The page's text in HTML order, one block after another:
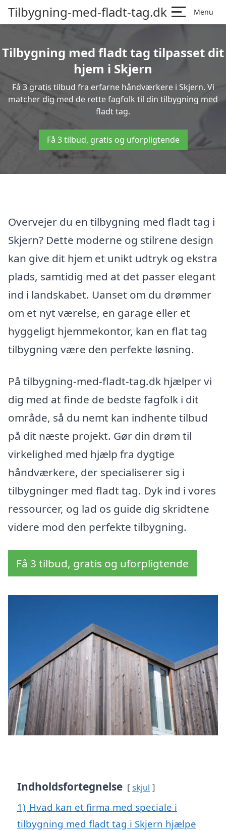
Tilbygning-med-fladt-tag.dk Menu
Tilbygning med fladt tag tilpasset dit
hjem i Skjern
Få 3 gratis tilbud fra erfarne håndværkere i Skjern. Vi
matcher dig med de rette fagfolk til din tilbygning med
fladt tag.
Få 3 tilbud, gratis og uforpligtende
Overvejer du en tilbygning med fladt tag i
Skjern? Dette moderne og stilrene design
kan give dit hjem et unikt udtryk og ekstra
plads, samtidig med at det passer elegant
ind i landskabet. Uanset om du drømmer
om et nyt værelse, en garage eller et
hyggeligt hjemmekontor, kan en flat tag
tilbygning være den perfekte løsning.
På tilbygning-med-fladt-tag.dk hjælper vi
dig med at finde de bedste fagfolk i dit
område, så du nemt kan indhente tilbud
på dit næste projekt. Gør din drøm til
virkelighed med hjælp fra dygtige
håndværkere, der specialiserer sig i
tilbygninger med fladt tag. Dyk ind i vores
ressourcer, og lad os guide dig skridtene
videre mod den perfekte tilbygning.
Få 3 tilbud, gratis og uforpligtende
Indholdsfortegnelse skjul
1) Hvad kan et firma med speciale i
tilbygning med fladt tag i Skjern hjælpe